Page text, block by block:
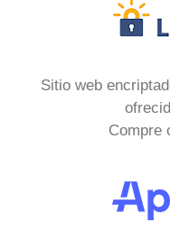
Sitio web
Compre